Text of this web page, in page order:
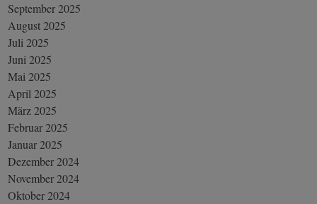
September 2025
August 2025
Juli 2025
Juni 2025
Mai 2025
April 2025
März 2025
Februar 2025
Januar 2025
Dezember 2024
November 2024
Oktober 2024